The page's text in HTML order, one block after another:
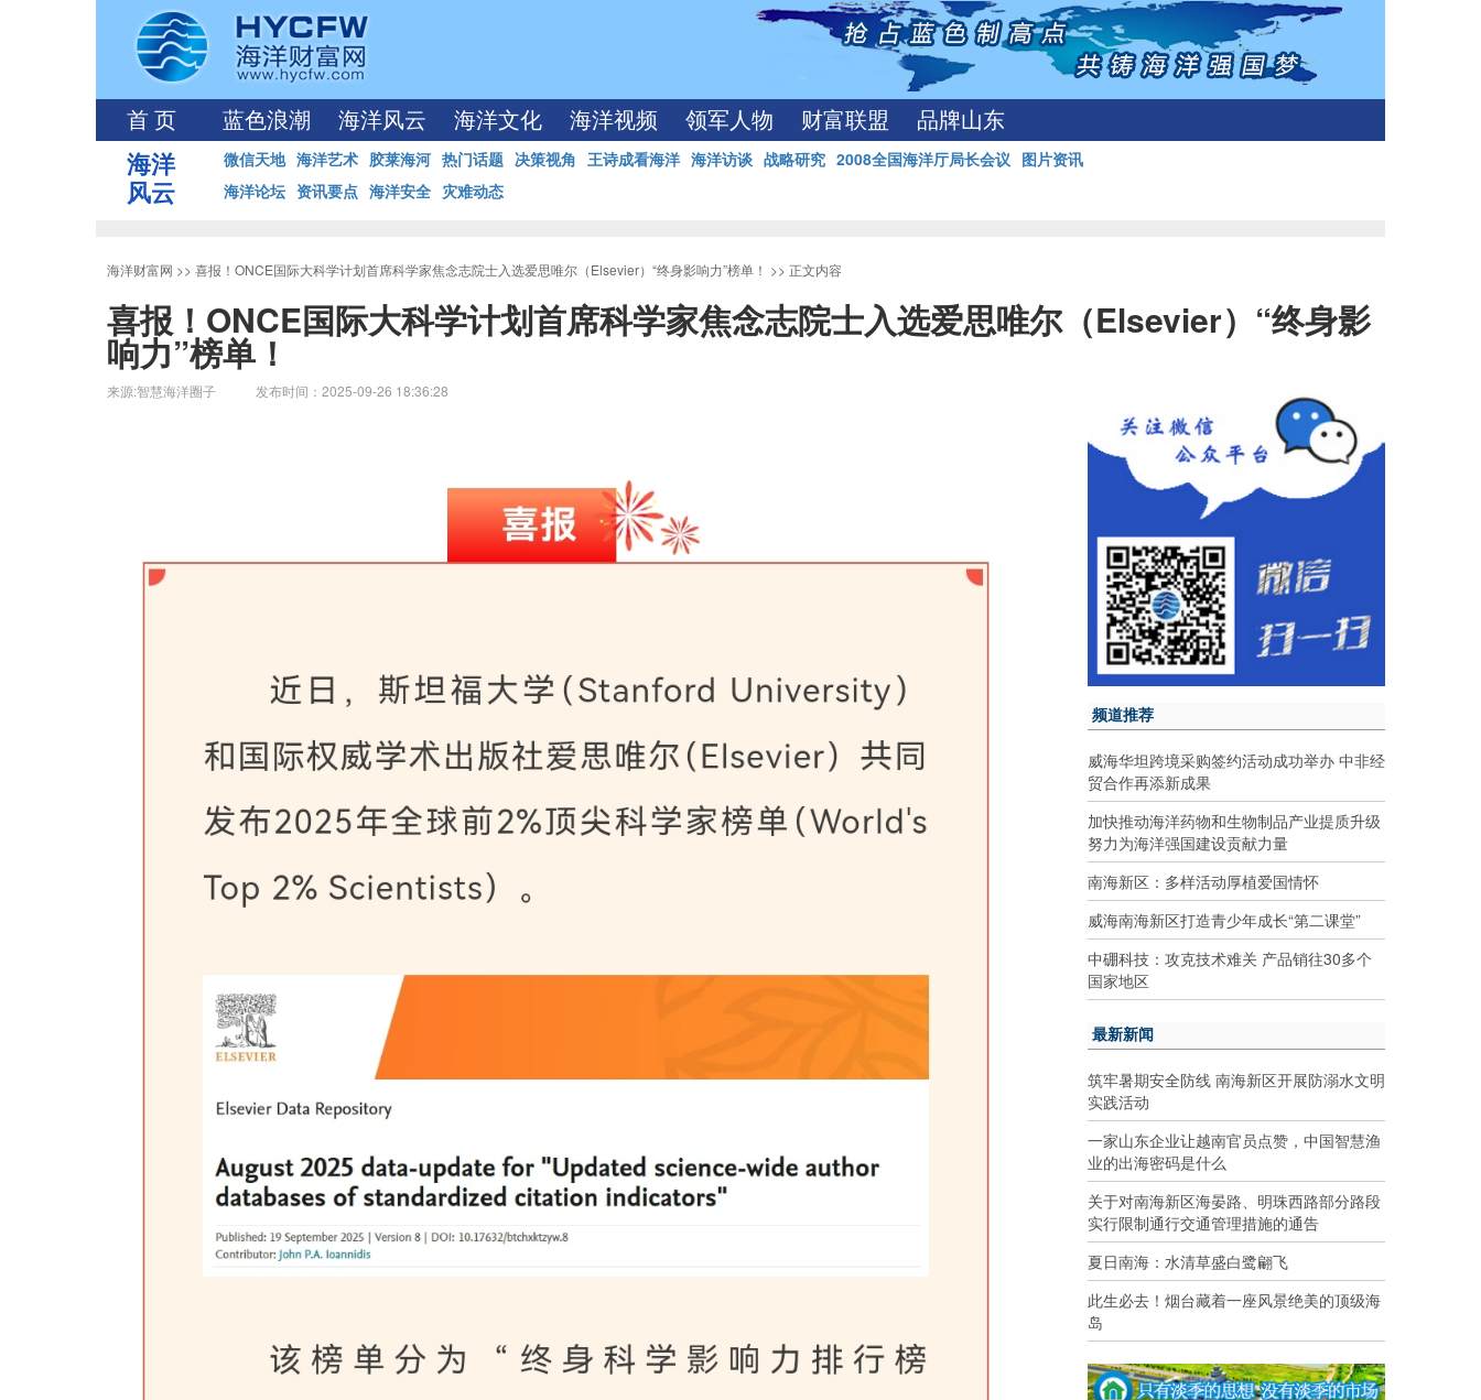
首 页 蓝色浪潮 海洋风云 海洋文化 海洋视频 领军人物 财富联盟 品牌山东
海洋
风云
微信天地 海洋艺术 胶莱海河 热门话题 决策视角 王诗成看海洋 海洋访谈 战略研究 2008全国海洋厅局长会议 图片资讯
海洋论坛 资讯要点 海洋安全 灾难动态
海洋财富网 >> 喜报！ONCE国际大科学计划首席科学家焦念志院士入选爱思唯尔（Elsevier）“终身影响力”榜单！ >> 正文内容
喜报！ONCE国际大科学计划首席科学家焦念志院士入选爱思唯尔（Elsevier）“终身影
响力”榜单！
来源:智慧海洋圈子 发布时间：2025-09-26 18:36:28
频道推荐
威海华坦跨境采购签约活动成功举办 中非经
贸合作再添新成果
加快推动海洋药物和生物制品产业提质升级
努力为海洋强国建设贡献力量
南海新区：多样活动厚植爱国情怀
威海南海新区打造青少年成长“第二课堂”
中硼科技：攻克技术难关 产品销往30多个
国家地区
最新新闻
筑牢暑期安全防线 南海新区开展防溺水文明
实践活动
一家山东企业让越南官员点赞，中国智慧渔
业的出海密码是什么
关于对南海新区海晏路、明珠西路部分路段
实行限制通行交通管理措施的通告
夏日南海：水清草盛白鹭翩飞
此生必去！烟台藏着一座风景绝美的顶级海
岛